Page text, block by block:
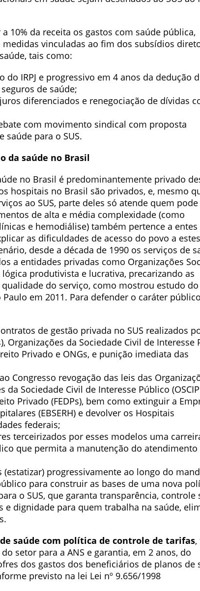
10% da receita os gastos com saúde pública,
vinculadas ao fim dos subsídios
tais como:
IRPJ e progressivo em 4 anos da dedução
de saúde;
diferenciados e renegociação de dívidas
com movimento sindical com proposta
saúde para o SUS.
da saúde no Brasil
no Brasil é predominantemente privado
hospitais no Brasil são privados, e, mesmo
ao SUS, parte deles só atende quem
de alta e média complexidade (como
e hemodiálise) também pertence a entes
as dificuldades de acesso do povo a estes
desde a década de 1990 os serviços de
a entidades privadas como Organizações
produtivista e lucrativa, precarizando as
do serviço, como mostrou estudo do
em 2011. Para defender o caráter
de gestão privada no SUS realizados
Organizações da Sociedade Civil de Interesse
Privado e ONGs, e punição imediata das
Congresso revogação das leis das
da Sociedade Civil de Interesse Público
Privado (FEDPs), bem como extinguir a
(EBSERH) e devolver os Hospitais
federais;
terceirizados por esses modelos uma
que permita a manutenção do atendimento
(estatizar) progressivamente ao longo do
para construir as bases de uma nova
o SUS, que garanta transparência, controle
e dignidade para quem trabalha na saúde,
saúde com política de controle de tarifas
setor para a ANS e garantia, em 2 anos, do
dos gastos dos beneficiários de planos de
previsto na lei Lei nº 9.656/1998